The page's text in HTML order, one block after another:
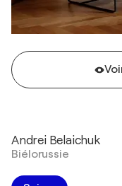
Andrei Belaichuk
Biélorussie